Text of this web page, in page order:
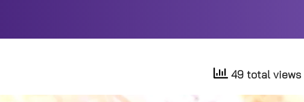
49 total views